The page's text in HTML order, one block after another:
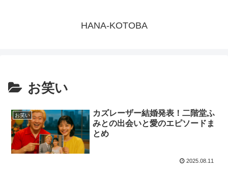
HANA-KOTOBA
お笑い
お笑い
カズレーザー結婚発表！二階堂ふ
みとの出会いと愛のエピソードま
とめ
2025.08.11